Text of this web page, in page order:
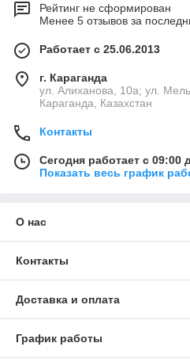
Рейтинг не сформирован
Менее 5 отзывов за
Работает с 25.06.2013
г. Караганда
ул. Алиханова, 10а; ул.
Караганда, Казахстан
Контакты
Сегодня работает с 09:00
Показать весь график
О нас
Контакты
Доставка и оплата
График работы